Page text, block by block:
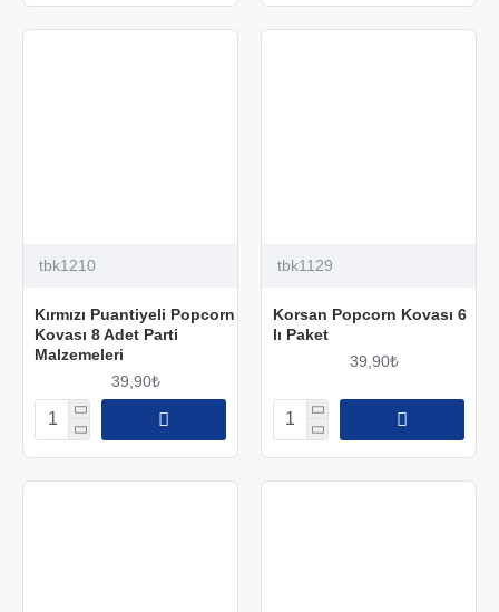
tbk1210
Kırmızı Puantiyeli Popcorn
Kovası 8 Adet Parti
Malzemeleri
39,90₺
tbk1129
Korsan Popcorn Kovası 6
lı Paket
39,90₺